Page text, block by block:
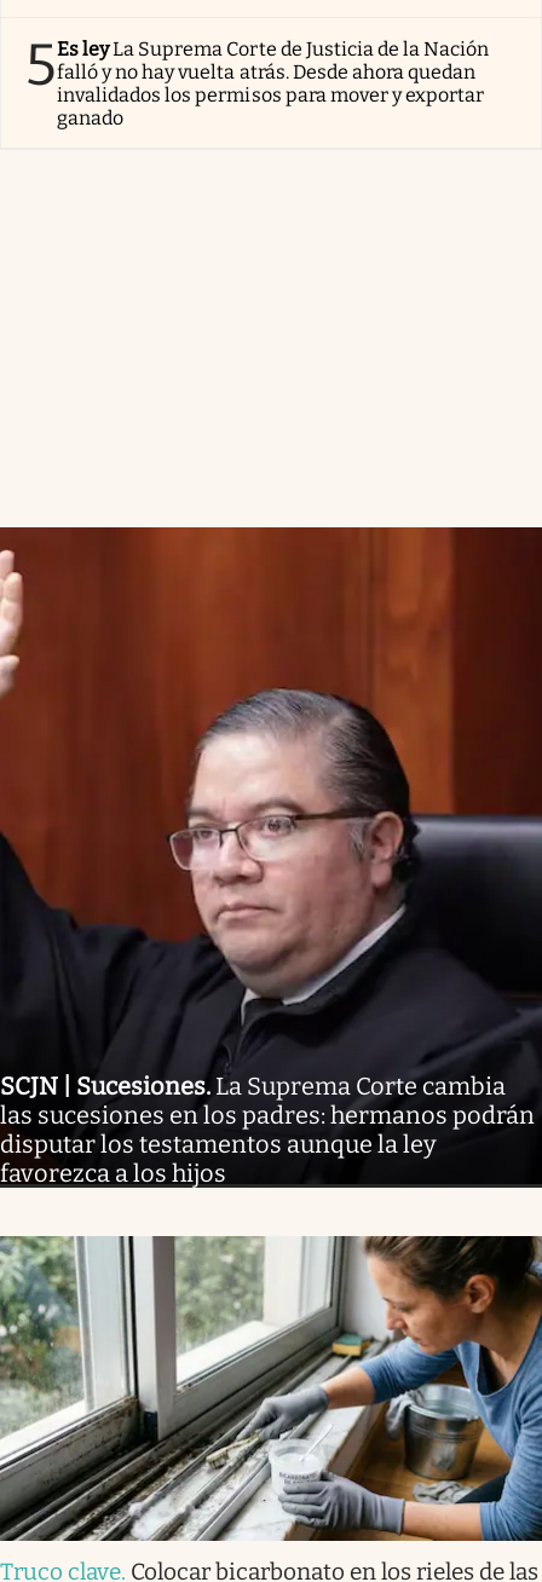
5Es leyLa Suprema Corte de Justicia de la Nación
falló y no hay vuelta atrás. Desde ahora quedan
invalidados los permisos para mover y exportar
ganado
SCJN | Sucesiones. La Suprema Corte cambia
las sucesiones en los padres: hermanos podrán
disputar los testamentos aunque la ley
favorezca a los hijos
Truco clave. Colocar bicarbonato en los rieles de las